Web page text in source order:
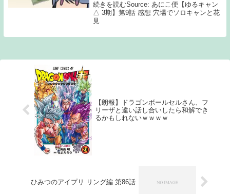
続きを読むSource: あにこ便【ゆるキャン
△ 3期】第9話 感想 穴場でソロキャンと花
見
【朗報】ドラゴンボールセルさん、フ
リーザと違い話し合いしたら和解でき
るかもしれないｗｗｗｗ
ひみつのアイプリ リング編 第86話